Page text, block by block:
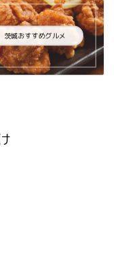
茨城おすすめグルメ